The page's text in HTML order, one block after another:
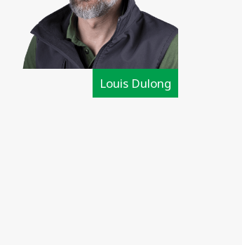
Louis Dulong